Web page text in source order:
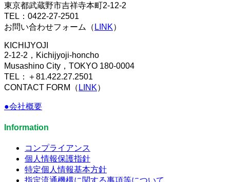
東京都武蔵野市吉祥寺本町2-12-2
TEL：0422-27-2501
お問い合わせフォーム（ LINK）
KICHIJYOJI
2-12-2，Kichijyoji-honcho
Musashino City，TOKYO 180-0004
TEL：＋81.422.27.2501
CONTACT FORM（ LINK）
●会社概要
Information
コンプライアンス
個人情報保護指針
特定個人情報基本方針